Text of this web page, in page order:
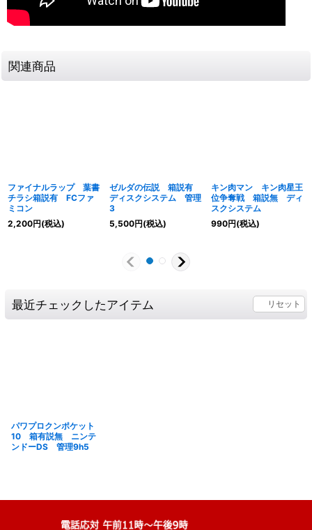
関連商品
ファイナルラップ 葉書
チラシ箱説有 FCファ
ミコン
2,200円(税込)
ゼルダの伝説 箱説有
ディスクシステム 管理
3
5,500円(税込)
キン肉マン キン肉星王
位争奪戦 箱説無 ディ
スクシステム
990円(税込)
最近チェックしたアイテム リセット
パワプロクンポケット
10 箱有説無 ニンテ
ンドーDS 管理9h5